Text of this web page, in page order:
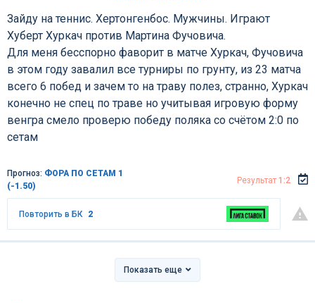
Зайду на теннис. Хертонгенбос. Мужчины. Играют
Хуберт Хуркач против Мартина Фучовича.
Для меня бесспорно фаворит в матче Хуркач, Фучовича
в этом году завалил все турниры по грунту, из 23 матча
всего 6 побед и зачем то на траву полез, странно, Хуркач
конечно не спец по траве но учитывая игровую форму
венгра смело проверю победу поляка со счётом 2:0 по
сетам
Прогноз: ФОРА ПО СЕТАМ 1
(-1.50)
Результат 1:2
Повторить в БК 2
Показать еще